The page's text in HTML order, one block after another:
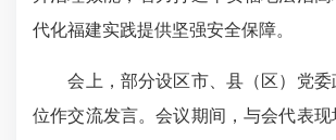
代化福建实践提供坚强安全保障。
会上，部分设区市、县（区）党委
位作交流发言。会议期间，与会代表